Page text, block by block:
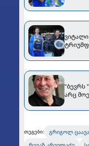
"ბევრს
არც
თეგები: გრიგოლ ცაავა